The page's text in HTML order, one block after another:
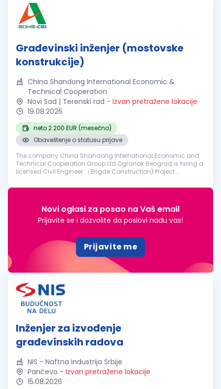
Građevinski inženjer (mostovske
konstrukcije)
China Shandong International Economic &
Technical Cooperation
Novi Sad | Terenski rad - Izvan pretražene lokacije
19.08.2026
neto 2.200 EUR (mesečno)
Obaveštenje o statusu prijave
The company China Shandong International Economic and
Technical Cooperation Group Ltd Ogranak Beograd is hiring a
licensed Civil Engineer.（Brigde Construction) Project:
Requirements: The ca...
Novi oglasi za posao na Vaš email
Prijavite se i dozvolite da poslovi nađu vas!
Prijavite me
Inženjer za izvođenje
građevinskih radova
NIS - Naftna Industrija Srbije
Pančevo - Izvan pretražene lokacije
15.08.2026